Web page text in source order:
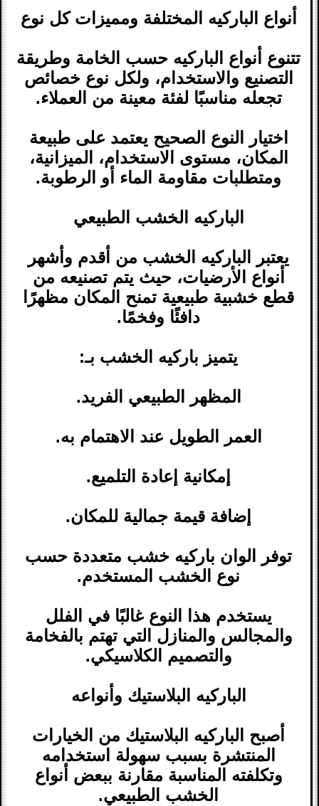
أنواع الباركيه المختلفة ومميزات كل نوع
تتنوع أنواع الباركيه حسب الخامة وطريقة
التصنيع والاستخدام، ولكل نوع خصائص
تجعله مناسبًا لفئة معينة من العملاء.
اختيار النوع الصحيح يعتمد على طبيعة
المكان، مستوى الاستخدام، الميزانية،
ومتطلبات مقاومة الماء أو الرطوبة.
الباركيه الخشب الطبيعي
يعتبر الباركيه الخشب من أقدم وأشهر
أنواع الأرضيات، حيث يتم تصنيعه من
قطع خشبية طبيعية تمنح المكان مظهرًا
دافئًا وفخمًا.
يتميز باركيه الخشب بـ:
المظهر الطبيعي الفريد.
العمر الطويل عند الاهتمام به.
إمكانية إعادة التلميع.
إضافة قيمة جمالية للمكان.
توفر الوان باركيه خشب متعددة حسب
نوع الخشب المستخدم.
يستخدم هذا النوع غالبًا في الفلل
والمجالس والمنازل التي تهتم بالفخامة
والتصميم الكلاسيكي.
الباركيه البلاستيك وأنواعه
أصبح الباركيه البلاستيك من الخيارات
المنتشرة بسبب سهولة استخدامه
وتكلفته المناسبة مقارنة ببعض أنواع
الخشب الطبيعي.